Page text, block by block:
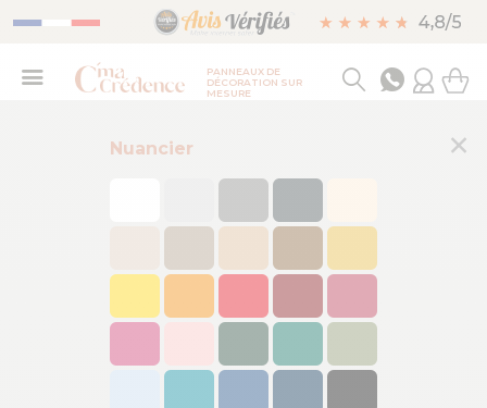
PANNEAUX DE
DÉCORATION SUR
MESURE
Nuancier ×